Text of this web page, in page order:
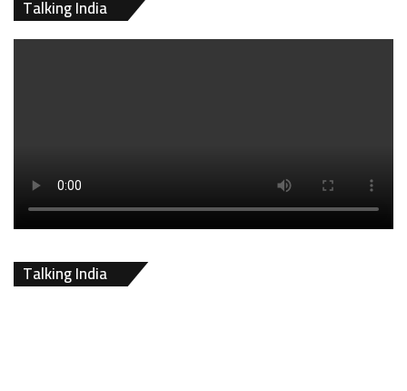
Talking India
Talking India